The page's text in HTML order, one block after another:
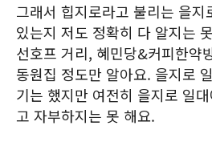
그래서 힙지로라고 불리는 을
있는지 저도 정확히 다 알지는
선호프 거리, 혜민당&커피한약
동원집 정도만 알아요. 을지로
기는 했지만 여전히 을지로 일
고 자부하지는 못 해요.